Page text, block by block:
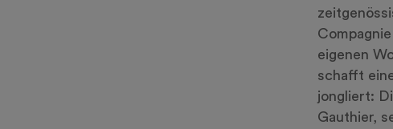
eigenen
schafft
jongliert:
Gauthier,